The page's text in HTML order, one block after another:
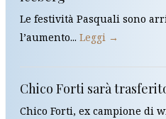
Le festività Pasquali sono
l’aumento... Leggi →
Chico Forti sarà
Chico Forti, ex campione di